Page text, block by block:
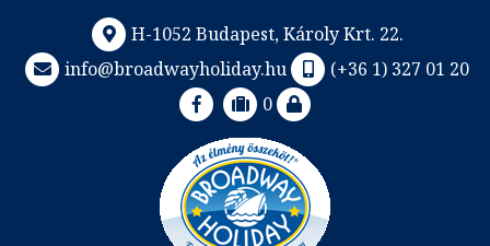
H-1052 Budapest, Károly Krt. 22.
info@broadwayholiday.hu
(+36 1) 327 01 20
0